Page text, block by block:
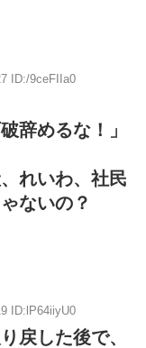
ID:/9ceFIIa0
辞めるな！」
れいわ、社民
ないの？
ID:lP64iiyU0
戻した後で、